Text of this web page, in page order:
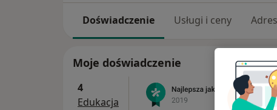
Doświadczenie Usługi i ceny
Moje doświadczenie
4
Edukacja